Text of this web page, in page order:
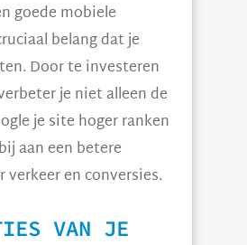
goede mobiele
belang dat je
Door te investeren
je niet alleen de
je site hoger ranken
aan een betere
en conversies.
VAN JE